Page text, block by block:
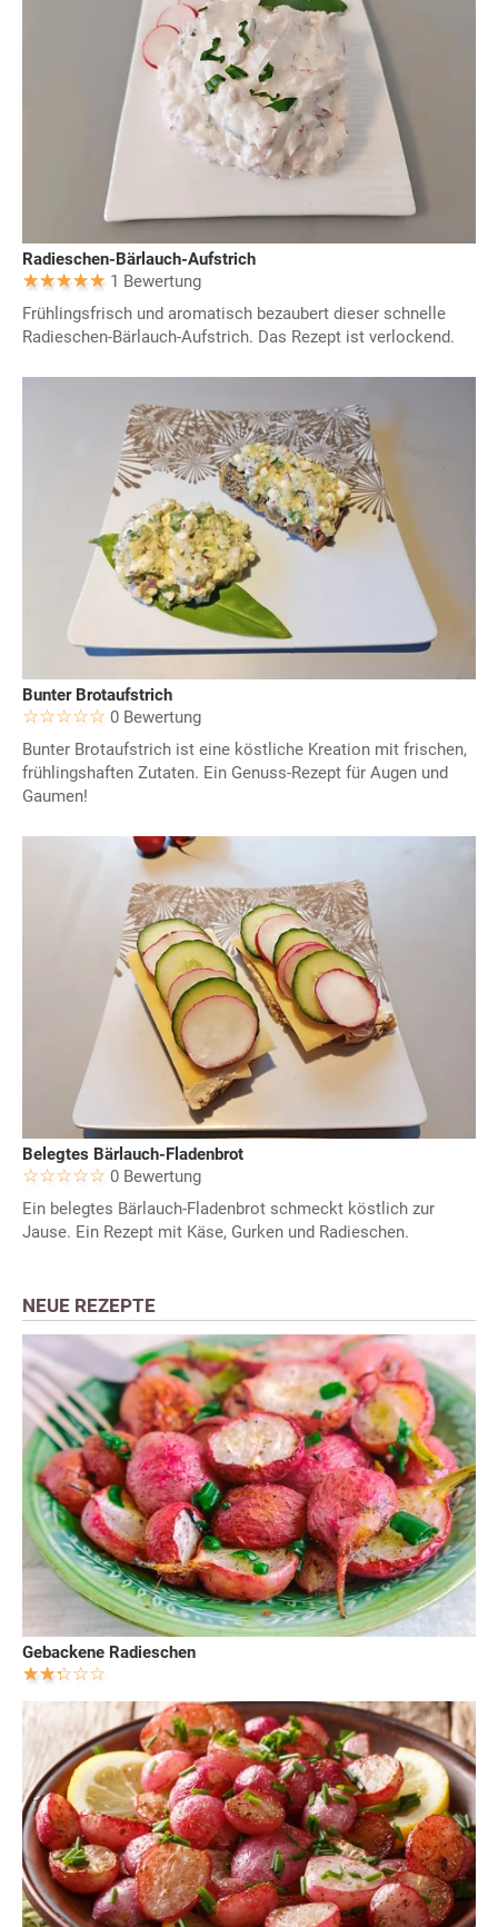
Radieschen-Bärlauch-Aufstrich
1 Bewertung
Frühlingsfrisch und aromatisch bezaubert dieser schnelle
Radieschen-Bärlauch-Aufstrich. Das Rezept ist verlockend.
Bunter Brotaufstrich
0 Bewertung
Bunter Brotaufstrich ist eine köstliche Kreation mit frischen,
frühlingshaften Zutaten. Ein Genuss-Rezept für Augen und
Gaumen!
Belegtes Bärlauch-Fladenbrot
0 Bewertung
Ein belegtes Bärlauch-Fladenbrot schmeckt köstlich zur
Jause. Ein Rezept mit Käse, Gurken und Radieschen.
NEUE REZEPTE
Gebackene Radieschen